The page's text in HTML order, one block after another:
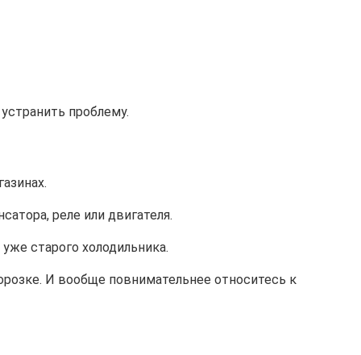
проблему.
реле или двигателя.
старого холодильника.
И вообще повнимательнее относитесь к